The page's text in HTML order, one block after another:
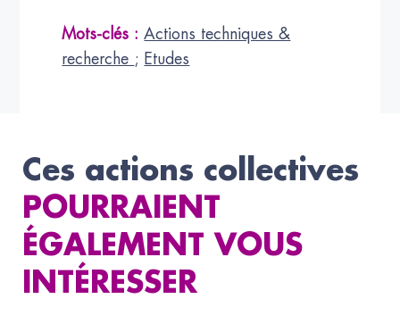
Mots-clés : Actions techniques &
recherche ; Etudes
Ces actions collectives
POURRAIENT
ÉGALEMENT VOUS
INTÉRESSER